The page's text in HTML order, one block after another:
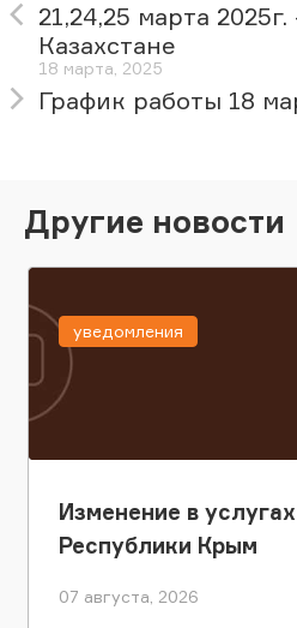
21,24,25 марта
Казахстане
18 марта, 2025
График работы 18
Другие новости
Изменение в
Республики Крым
07 августа, 2026
уведомления